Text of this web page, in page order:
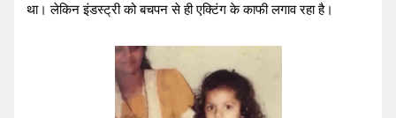
था। लेकिन इंडस्ट्री को बचपन से ही एक्टिंग के काफी लगाव रहा है।